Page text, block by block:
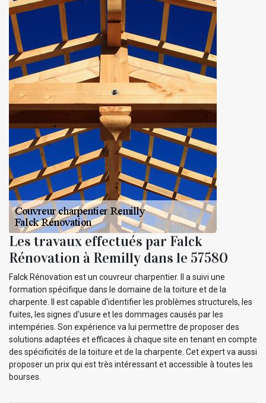
Les travaux effectués par Falck
Rénovation à Remilly dans le 57580
Falck Rénovation est un couvreur charpentier. Il a suivi une
formation spécifique dans le domaine de la toiture et de la
charpente. Il est capable d'identifier les problèmes structurels, les
fuites, les signes d'usure et les dommages causés par les
intempéries. Son expérience va lui permettre de proposer des
solutions adaptées et efficaces à chaque site en tenant en compte
des spécificités de la toiture et de la charpente. Cet expert va aussi
proposer un prix qui est très intéressant et accessible à toutes les
bourses.